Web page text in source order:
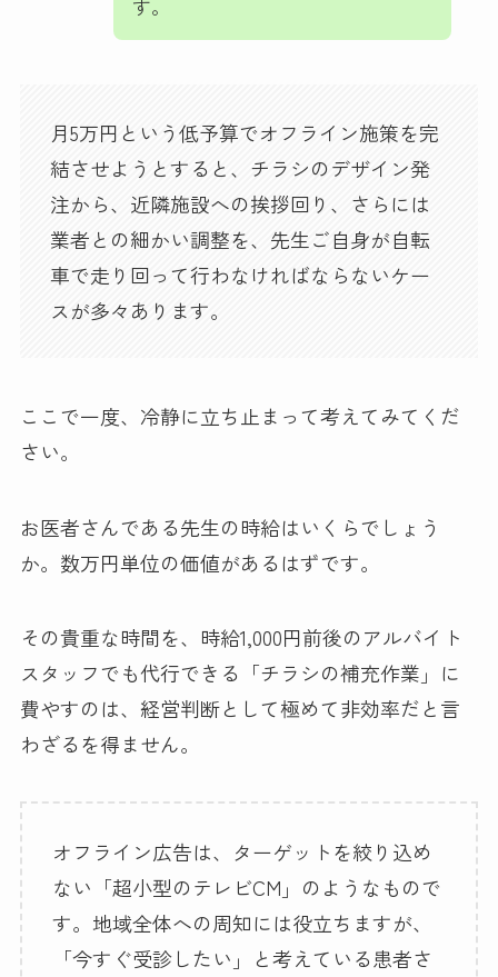
す。
月5万円という低予算でオフライン施策を完
結させようとすると、チラシのデザイン発
注から、近隣施設への挨拶回り、さらには
業者との細かい調整を、先生ご自身が自転
車で走り回って行わなければならないケー
スが多々あります。
ここで一度、冷静に立ち止まって考えてみてくだ
さい。
お医者さんである先生の時給はいくらでしょう
か。数万円単位の価値があるはずです。
その貴重な時間を、時給1,000円前後のアルバイト
スタッフでも代行できる「チラシの補充作業」に
費やすのは、経営判断として極めて非効率だと言
わざるを得ません。
オフライン広告は、ターゲットを絞り込め
ない「超小型のテレビCM」のようなもので
す。地域全体への周知には役立ちますが、
「今すぐ受診したい」と考えている患者さ